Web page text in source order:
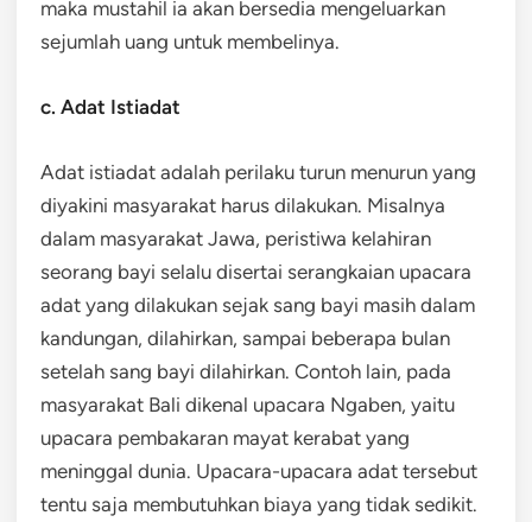
maka mustahil ia akan bersedia mengeluarkan
sejumlah uang untuk membelinya.
c. Adat Istiadat
Adat istiadat adalah perilaku turun menurun yang
diyakini masyarakat harus dilakukan. Misalnya
dalam masyarakat Jawa, peristiwa kelahiran
seorang bayi selalu disertai serangkaian upacara
adat yang dilakukan sejak sang bayi masih dalam
kandungan, dilahirkan, sampai beberapa bulan
setelah sang bayi dilahirkan. Contoh lain, pada
masyarakat Bali dikenal upacara Ngaben, yaitu
upacara pembakaran mayat kerabat yang
meninggal dunia. Upacara-upacara adat tersebut
tentu saja membutuhkan biaya yang tidak sedikit.